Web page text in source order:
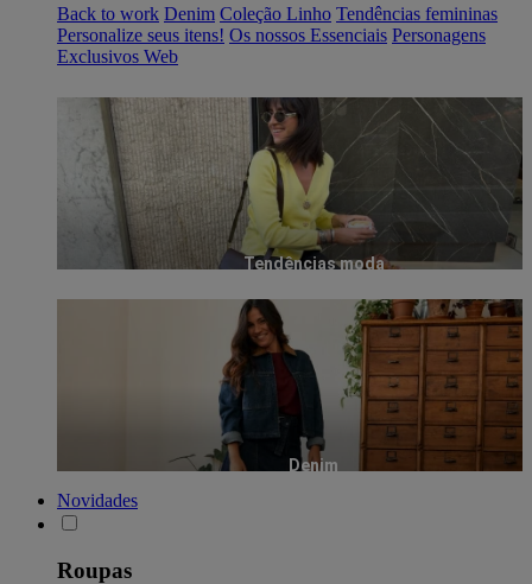
Back to work Denim Coleção Linho Tendências femininas
Personalize seus itens! Os nossos Essenciais Personagens
Exclusivos Web
Tendências moda
Denim
Novidades
Roupas